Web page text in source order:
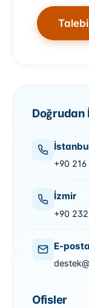
Doğrudan
+90
İzmir
+90
E-posta
Ofisler